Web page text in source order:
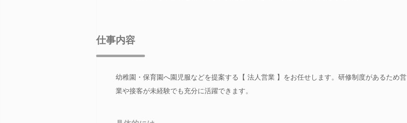
仕事内容
幼稚園・保育園へ園児服などを提案する【 法人営業 】をお任せします。研修制度があるため営
業や接客が未経験でも充分に活躍できます。